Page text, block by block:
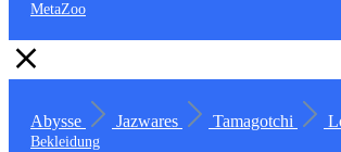
MetaZoo
Abysse Jazwares Tamagotchi
Bekleidung